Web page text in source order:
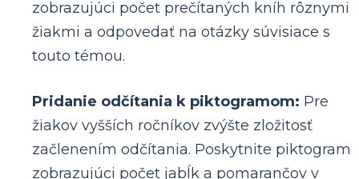
zobrazujúci počet prečítaných kníh rôznymi
žiakmi a odpovedať na otázky súvisiace s
touto témou.
Pridanie odčítania k piktogramom: Pre
žiakov vyšších ročníkov zvýšte zložitosť
začlenením odčítania. Poskytnite piktogram
zobrazujúci počet jabĺk a pomarančov v